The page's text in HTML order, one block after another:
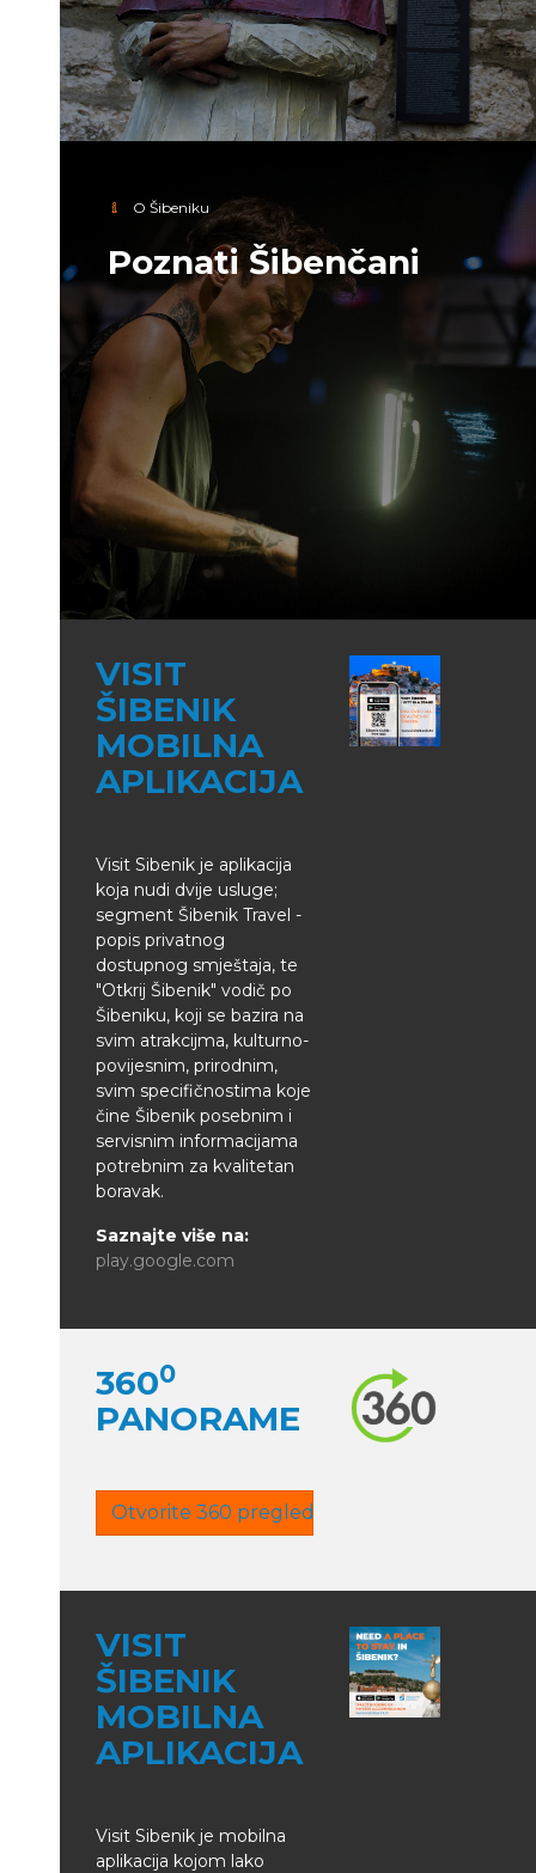
O Šibeniku
Poznati Šibenčani
VISIT
ŠIBENIK
MOBILNA
APLIKACIJA
Visit Sibenik je aplikacija
koja nudi dvije usluge;
segment Šibenik Travel -
popis privatnog
dostupnog smještaja, te
"Otkrij Šibenik" vodič po
Šibeniku, koji se bazira na
svim atrakcijma, kulturno-
povijesnim, prirodnim,
svim specifičnostima koje
čine Šibenik posebnim i
servisnim informacijama
potrebnim za kvalitetan
boravak.
Saznajte više na:
play.google.com
3600
PANORAME
Otvorite 360 pregled
VISIT
ŠIBENIK
MOBILNA
APLIKACIJA
Visit Sibenik je mobilna
aplikacija kojom lako